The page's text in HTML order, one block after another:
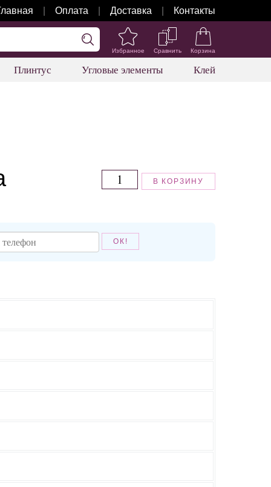
Оплата Доставка Контакты
Избранное Сравнить Корзина
Плинтус Угловые элементы Клей
В КОРЗИНУ
ОК!